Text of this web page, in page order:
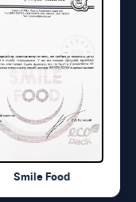
Smile Food